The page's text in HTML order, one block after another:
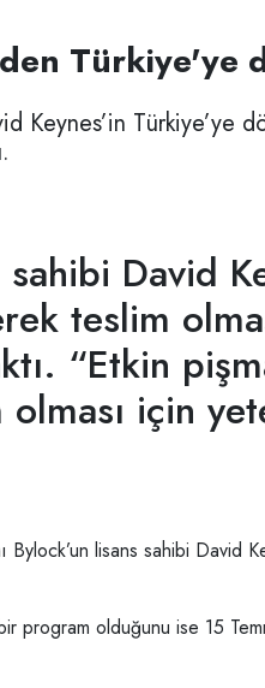
Türkiye'ye
Keynes’in Türkiye’ye
David
teslim
“Etkin
olması için
Bylock’un lisans sahibi David
program olduğunu ise 15